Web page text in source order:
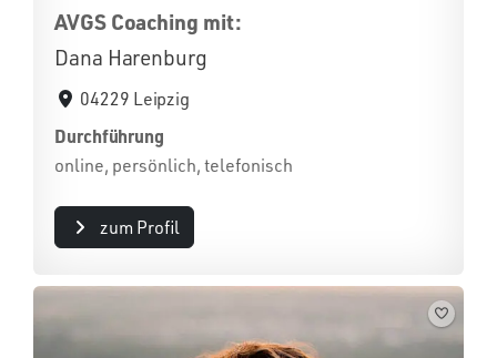
AVGS Coaching mit:
Dana Harenburg
04229 Leipzig
Durchführung
online, persönlich, telefonisch
zum Profil